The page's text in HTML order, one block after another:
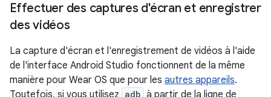
Effectuer des captures d'écran et enregistrer
des vidéos
La capture d'écran et l'enregistrement de vidéos à l'aide
de l'interface Android Studio fonctionnent de la même
manière pour Wear OS que pour les autres appareils.
Toutefois, si vous utilisez adb à partir de la ligne de